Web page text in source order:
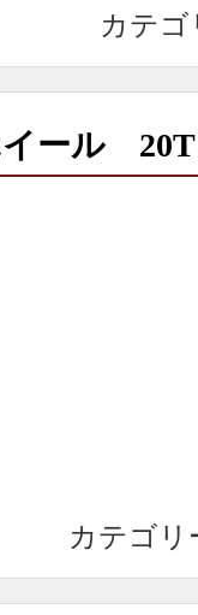
カテゴ
イール 20T
カテゴリ